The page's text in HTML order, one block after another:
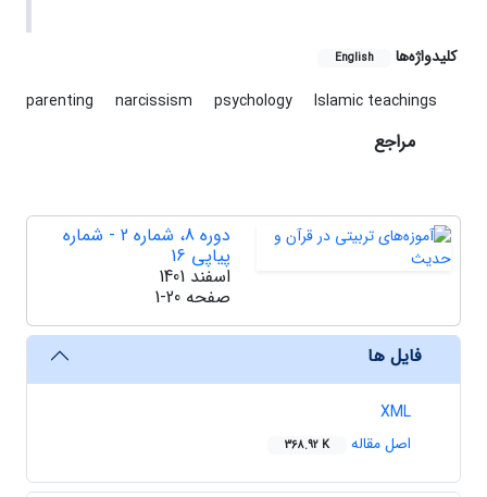
کلیدواژه‌ها English
parenting narcissism psychology Islamic teachings
مراجع
دوره 8، شماره 2 - شماره
پیاپی 16
اسفند 1401
صفحه 1-20
فایل ها
XML
اصل مقاله
368.92 K